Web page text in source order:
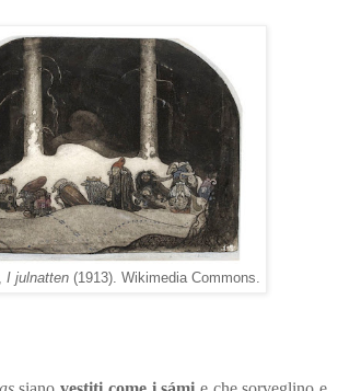
I julnatten(1913). Wikimedia Commons.